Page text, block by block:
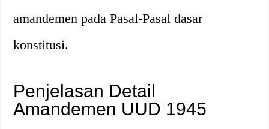
amandemen pada Pasal-Pasal dasar
konstitusi.
Penjelasan Detail
Amandemen UUD 1945